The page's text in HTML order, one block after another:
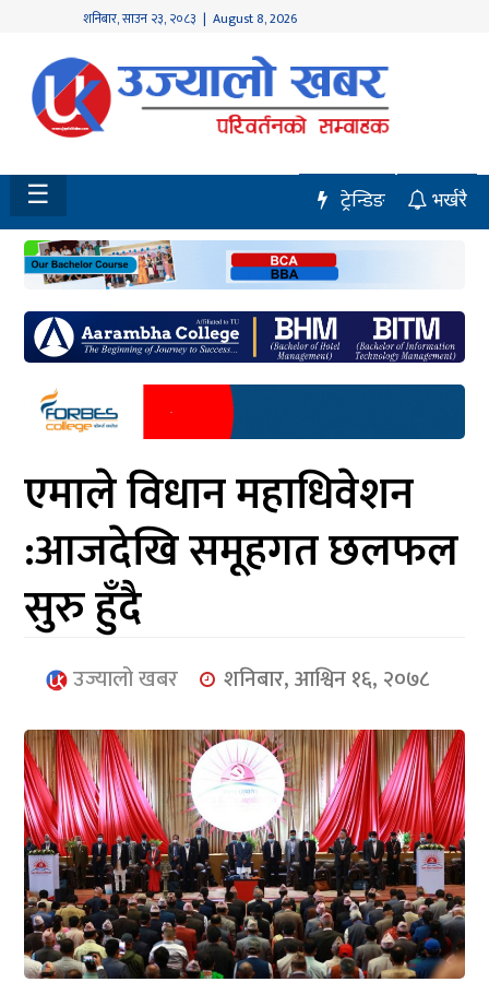
शनिबार,साउन २३, २०८३ | August 8, 2026
होमपेज
नवलपुर
विशेष
मध्य
नेपाल
चितवन
सेरोफेरो
समाचार
आर्थिक
मनोरञ्जन
खेलकुद
प्रबास
युनिकोड
☰ भर्खरै
ट्रेन्डिङ
एमाले विधान महाधिवेशन
:आजदेखि समूहगत छलफल
सुरु हुँदै
उज्यालो खबर शनिबार, आश्विन १६, २०७८